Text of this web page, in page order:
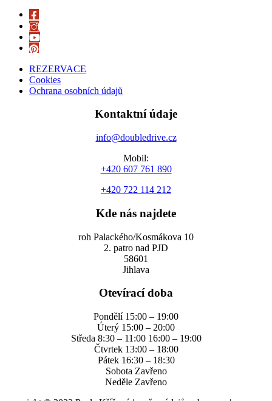
REZERVACE
Cookies
Ochrana osobních údajů
Kontaktní údaje
info@doubledrive.cz
Mobil:
+420 607 761 890
+420 722 114 212
Kde nás najdete
roh Palackého/Kosmákova 10
2. patro nad PJD
58601
Jihlava
Otevírací doba
Pondělí 15:00 – 19:00
Úterý 15:00 – 20:00
Středa 8:30 – 11:00 16:00 – 19:00
Čtvrtek 13:00 – 18:00
Pátek 16:30 – 18:30
Sobota Zavřeno
Neděle Zavřeno